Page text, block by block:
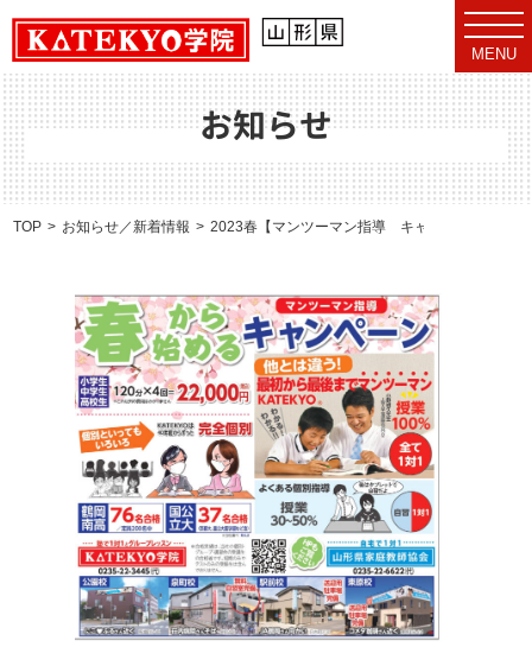
t
o
g
g
l
e
n
v
i
g
MENU
お知らせ
TOP お知らせ／新着情報 2023春【マンツーマン指導 キャンペーン】スタ